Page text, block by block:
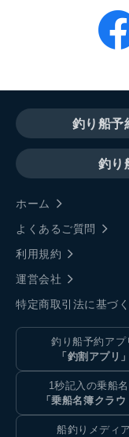
釣り船予
釣り
ホーム
よくあるご質問
利用規約
運営会社
特定商取引法に基づ
釣り船予約アプ
「釣割アプリ」
1秒記入の乗船
「乗船名簿クラウ
船釣りメディア